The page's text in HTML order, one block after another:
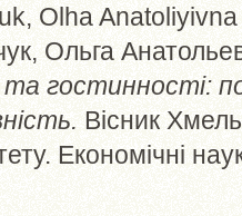
Olha Anatoliyivna
Ольга
гостинності:
Вісник
Економічні